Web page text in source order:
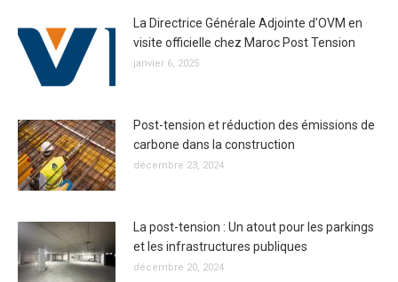
La Directrice Générale Adjointe d’OVM en
visite officielle chez Maroc Post Tension
janvier 6, 2025
Post-tension et réduction des émissions de
carbone dans la construction
décembre 23, 2024
La post-tension : Un atout pour les parkings
et les infrastructures publiques
décembre 20, 2024